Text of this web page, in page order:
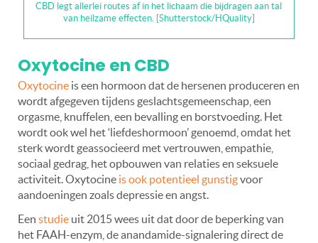
CBD legt allerlei routes af in het lichaam die bijdragen aan tal
van heilzame effecten. [Shutterstock/HQuality]
Oxytocine en CBD
Oxytocine is een hormoon dat de hersenen produceren en
wordt afgegeven tijdens geslachtsgemeenschap, een
orgasme, knuffelen, een bevalling en borstvoeding. Het
wordt ook wel het ‘liefdeshormoon’ genoemd, omdat het
sterk wordt geassocieerd met vertrouwen, empathie,
sociaal gedrag, het opbouwen van relaties en seksuele
activiteit. Oxytocine is ook potentieel gunstigvoor
aandoeningen zoals depressie en angst.
Een studie uit 2015 wees uit dat door de beperking van
het FAAH-enzym, de anandamide-signalering direct de